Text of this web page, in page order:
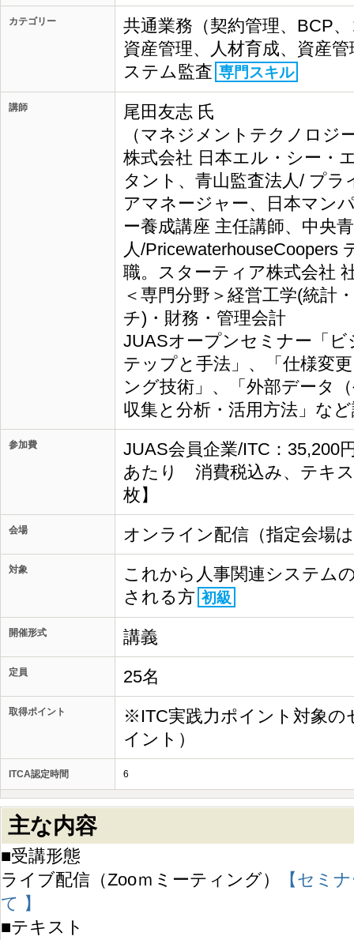
カテゴリー
共通業務（契約管理、BCP
資産管理、人材育成、資産
ステム監査 専門スキル
講師
尾田友志 氏
（マネジメントテクノロ
株式会社 日本エル・シー
タント、青山監査法人/ プ
アマネージャー、日本マン
ー養成講座 主任講師、中央
人/PricewaterhouseCoopers
職。スターティア株式会社
＜専門分野＞経営工学(統計
チ)・財務・管理会計
JUASオープンセミナー「
テップと手法」、「仕様変
ング技術」、「外部データ
収集と分析・活用方法」な
参加費
JUAS会員企業/ITC：35,200
あたり 消費税込み、テキ
枚】
会場 オンライン配信（指定会場
対象
これから人事関連システム
される方 初級
開催形式 講義
定員 25名
取得ポイント
※ITC実践力ポイント対象の
イント）
ITCA認定時間 6
主な内容
■受講形態
ライブ配信（Zooｍミーティング）
【セミ
て 】
■テキスト